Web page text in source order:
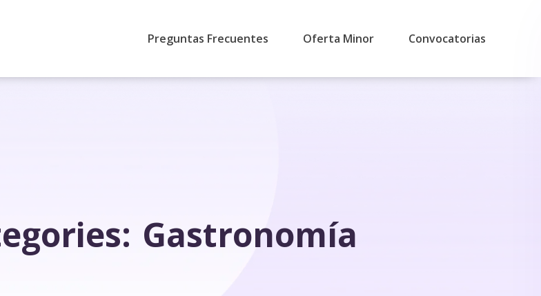
Preguntas Frecuentes Oferta Minor Convocatorias
Gastronomía